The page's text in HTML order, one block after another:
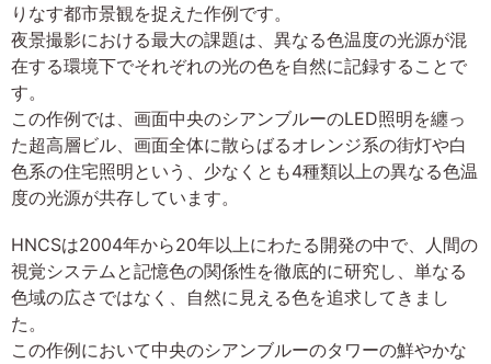
りなす都市景観を捉えた作例です。
夜景撮影における最大の課題は、異なる色温度の光源が混
在する環境下でそれぞれの光の色を自然に記録することで
す。
この作例では、画面中央のシアンブルーのLED照明を纏っ
た超高層ビル、画面全体に散らばるオレンジ系の街灯や白
色系の住宅照明という、少なくとも4種類以上の異なる色温
度の光源が共存しています。
HNCSは2004年から20年以上にわたる開発の中で、人間の
視覚システムと記憶色の関係性を徹底的に研究し、単なる
色域の広さではなく、自然に見える色を追求してきまし
た。
この作例において中央のシアンブルーのタワーの鮮やかな